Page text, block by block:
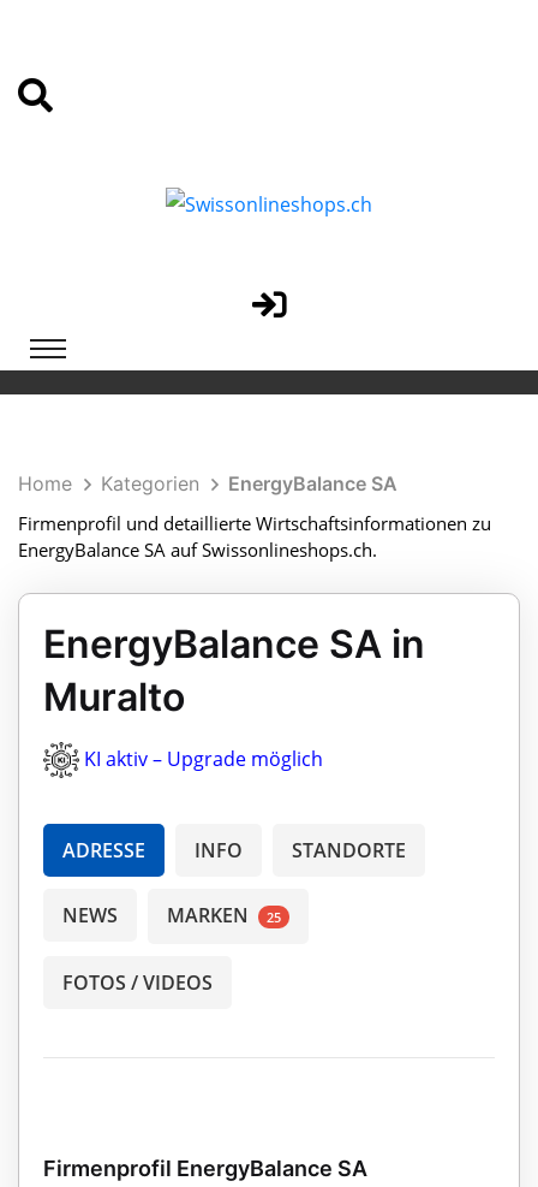
Home Kategorien
EnergyBalance SA
Firmenprofil und detaillierte Wirtschaftsinformationen zu
EnergyBalance SA auf Swissonlineshops.ch.
EnergyBalance SA in
Muralto
KI aktiv – Upgrade möglich
ADRESSE INFO STANDORTE
NEWS MARKEN 25
FOTOS / VIDEOS
Firmenprofil EnergyBalance SA